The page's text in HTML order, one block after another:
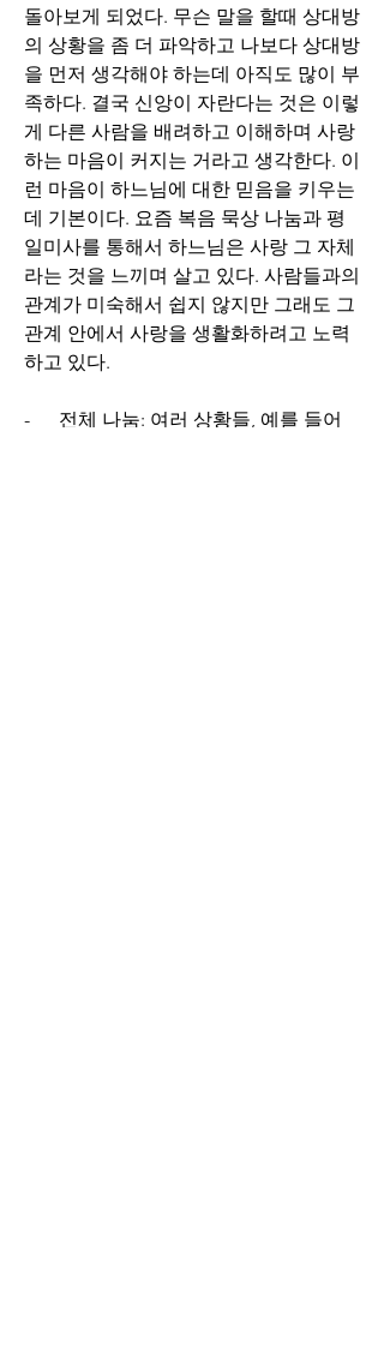
돌아보게 되었다. 무슨 말을 할때 상대방
의 상황을 좀 더 파악하고 나보다 상대방
을 먼저 생각해야 하는데 아직도 많이 부
족하다. 결국 신앙이 자란다는 것은 이렇
게 다른 사람을 배려하고 이해하며 사랑
하는 마음이 커지는 거라고 생각한다. 이
런 마음이 하느님에 대한 믿음을 키우는
데 기본이다. 요즘 복음 묵상 나눔과 평
일미사를 통해서 하느님은 사랑 그 자체
라는 것을 느끼며 살고 있다. 사람들과의
관계가 미숙해서 쉽지 않지만 그래도 그
관계 안에서 사랑을 생활화하려고 노력
하고 있다.
-      전체 나눔: 여러 상황들, 예를 들어